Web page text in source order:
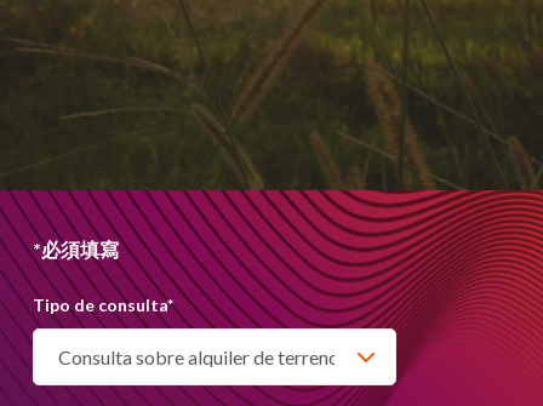
*必須填寫
Tipo de consulta*